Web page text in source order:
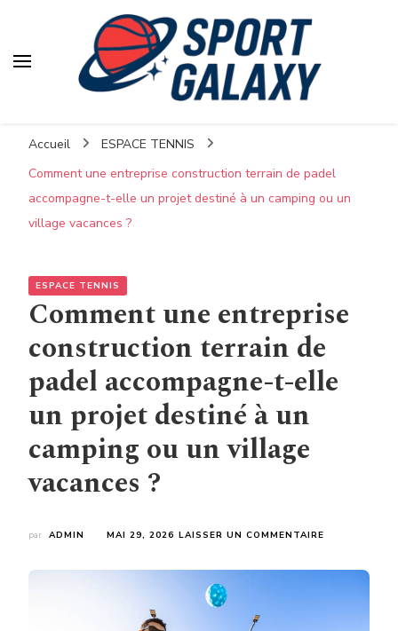
Accueil
ESPACE TENNIS
Comment une entreprise construction terrain de padel
accompagne-t-elle un projet destiné à un camping ou un
village vacances ?
ESPACE TENNIS
Comment une entreprise
construction terrain de
padel accompagne-t-elle
un projet destiné à un
camping ou un village
vacances ?
par ADMIN MAI 29, 2026 LAISSER UN COMMENTAIRE